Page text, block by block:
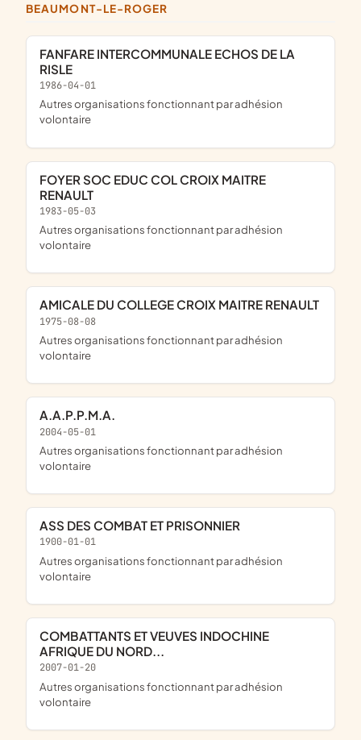
BEAUMONT-LE-ROGER
FANFARE INTERCOMMUNALE ECHOS DE LA
RISLE
1986-04-01
Autres organisations fonctionnant par adhésion
volontaire
FOYER SOC EDUC COL CROIX MAITRE
RENAULT
1983-05-03
Autres organisations fonctionnant par adhésion
volontaire
AMICALE DU COLLEGE CROIX MAITRE RENAULT
1975-08-08
Autres organisations fonctionnant par adhésion
volontaire
A.A.P.P.M.A.
2004-05-01
Autres organisations fonctionnant par adhésion
volontaire
ASS DES COMBAT ET PRISONNIER
1900-01-01
Autres organisations fonctionnant par adhésion
volontaire
COMBATTANTS ET VEUVES INDOCHINE
AFRIQUE DU NORD...
2007-01-20
Autres organisations fonctionnant par adhésion
volontaire